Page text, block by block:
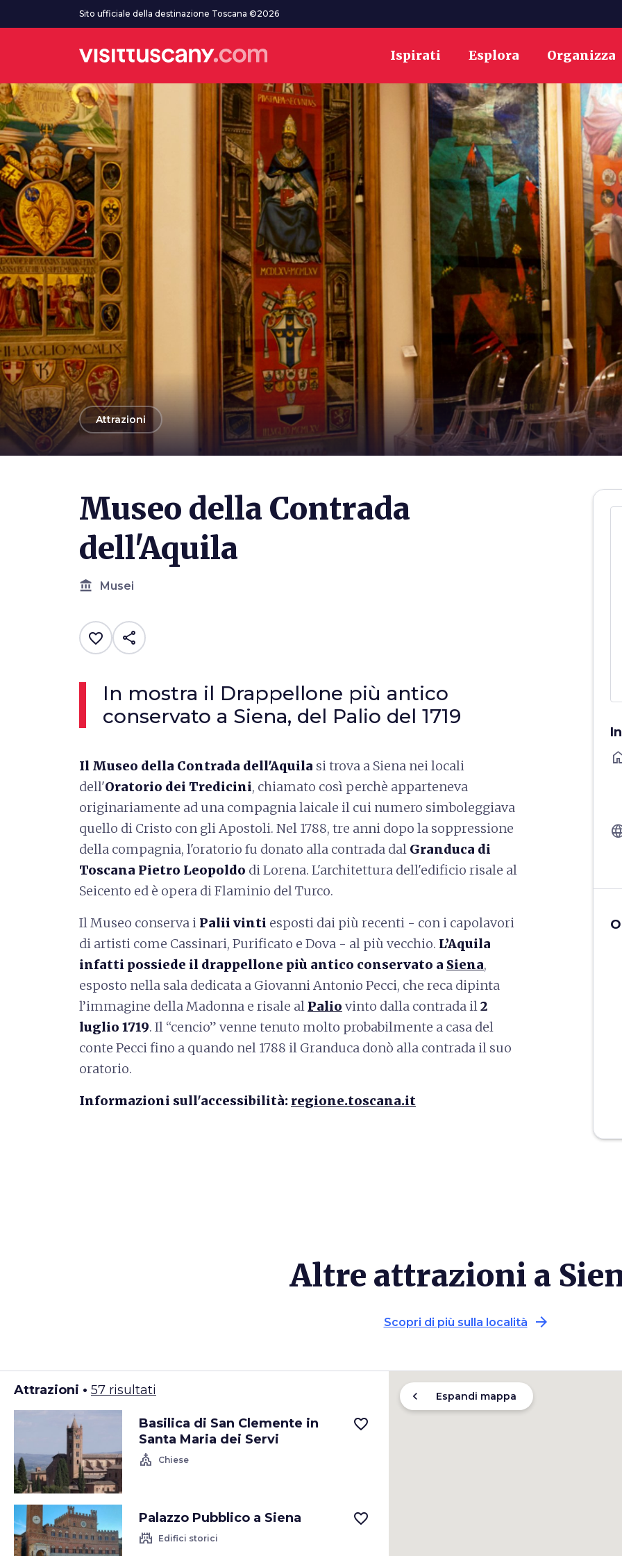
Vai al contenuto principaleSito ufficiale della destinazione Toscana ©2026
Ispirati Esplora Organizza
arrow_backAttrazioni
Museo della Contrada
dell'Aquila
account_balance Musei
favorite_border share
In mostra il Drappellone più antico
conservato a Siena, del Palio del 1719
Il Museo della Contrada dell'Aquila si trova a Siena nei locali
dell'Oratorio dei Tredicini, chiamato così perchè apparteneva
originariamente ad una compagnia laicale il cui numero simboleggiava
quello di Cristo con gli Apostoli. Nel 1788, tre anni dopo la soppressione
della compagnia, l'oratorio fu donato alla contrada dal Granduca di
Toscana Pietro Leopoldo di Lorena. L'architettura dell'edificio risale al
Seicento ed è opera di Flaminio del Turco.
Il Museo conserva i Palii vinti esposti dai più recenti - con i capolavori
di artisti come Cassinari, Purificato e Dova - al più vecchio. L’Aquila
infatti possiede il drappellone più antico conservato a Siena,
esposto nella sala dedicata a Giovanni Antonio Pecci, che reca dipinta
l’immagine della Madonna e risale al Palio vinto dalla contrada il2
luglio 1719. Il “cencio” venne tenuto molto probabilmente a casa del
conte Pecci fino a quando nel 1788 il Granduca donò alla contrada il suo
oratorio.
Informazioni sull'accessibilità: regione.toscana.it
Altre attrazioni a
Scopri di più sulla località arrow_forward
Attrazioni • 57 risultati
Basilica di San Clemente in
Santa Maria dei Servi
church Chiese
favorite_border
Palazzo Pubblico a Siena
castle Edifici storici
favorite_border
chevron_left Espandi mappa